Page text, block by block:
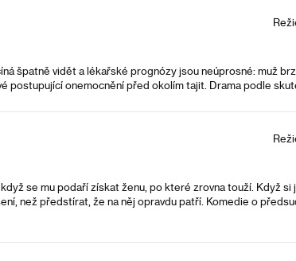
špatně vidět a lékařské prognózy jsou neúprosné: muž
postupující onemocnění před okolím tajit. Drama podle
se mu podaří získat ženu, po které zrovna touží. Když
než předstírat, že na něj opravdu patří. Komedie o